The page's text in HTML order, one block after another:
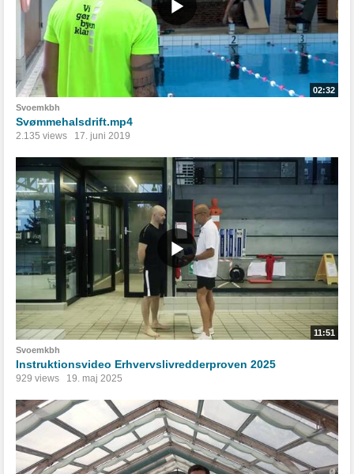
02:32
Svoemkbh
Svømmehalsdrift.mp4
2.135 views 17. juni 2019
11:51
Svoemkbh
Instruktionsvideo Erhvervslivredderproven 2025
929 views 19. maj 2025